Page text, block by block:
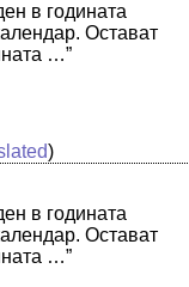
в годината
Остават
…”
)
в годината
Остават
…”